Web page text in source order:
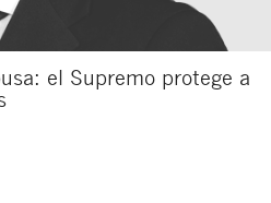
el Supremo protege a